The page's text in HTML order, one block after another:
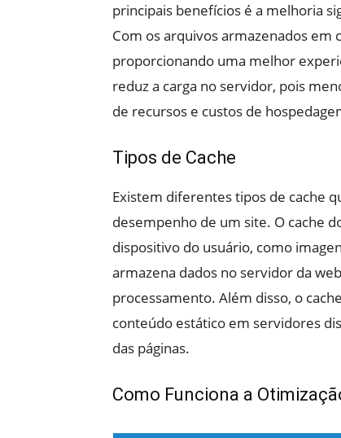
principais benefícios é a melhoria
Com os arquivos armazenados em
proporcionando uma melhor
reduz a carga no servidor, pois
de recursos e custos de
Tipos de Cache
Existem diferentes tipos de cache
desempenho de um site. O cache
dispositivo do usuário, como
armazena dados no servidor da
processamento. Além disso, o
conteúdo estático em servidores
das páginas.
Como Funciona a